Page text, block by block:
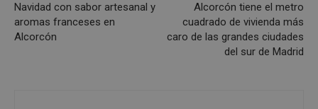
Navidad con sabor artesanal y
aromas franceses en
Alcorcón
Alcorcón tiene el metro
cuadrado de vivienda más
caro de las grandes ciudades
del sur de Madrid
Las cookies estrictamente necesarias permiten la
funcionalidad principal del sitio web, como el
inicio de sesión de usuario y la gestión de cuentas.
El sitio web no se puede utilizar correctamente sin